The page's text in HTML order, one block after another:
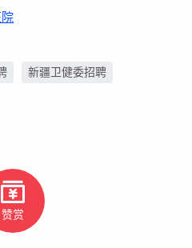
新疆卫健委招聘
赞赏